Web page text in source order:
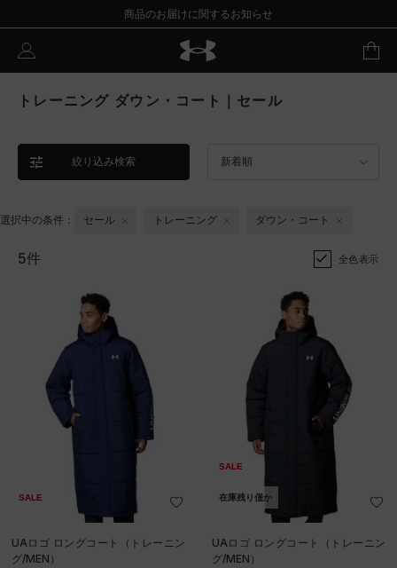
商品のお届けに関するお知らせ
トレーニング ダウン・コート｜セール
絞り込み検索 新着順
選択中の条件： セール トレーニング ダウン・コート
5件 全色表示
SALE
UAロゴ ロングコート（トレーニン
グ/MEN）
SALE
在庫残り僅か
UAロゴ ロングコート（トレーニン
グ/MEN）